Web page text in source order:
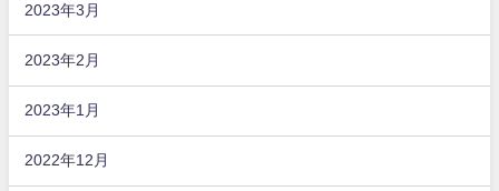
2023年3月
2023年2月
2023年1月
2022年12月